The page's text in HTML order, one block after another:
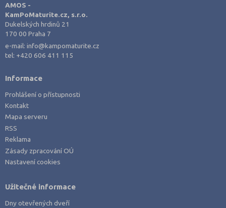
AMOS -
KamPoMaturite.cz, s.r.o.
Dukelských hrdinů 21
170 00 Praha 7
e-mail:info@kampomaturite.cz
tel: +420 606 411 115
Informace
Prohlášení o přístupnosti
Kontakt
Mapa serveru
RSS
Reklama
Zásady zpracování OÚ
Nastavení cookies
Užitečné informace
Dny otevřených dveří